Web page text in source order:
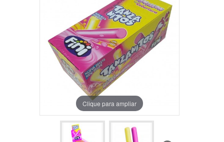
Clique para ampliar